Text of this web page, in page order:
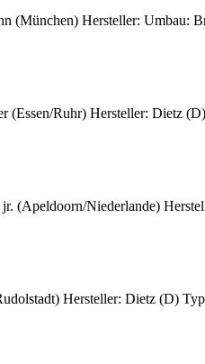
(München) Hersteller: Umbau:
(Essen/Ruhr) Hersteller: Dietz
(Apeldoorn/Niederlande)
Hersteller: Dietz (D)